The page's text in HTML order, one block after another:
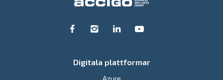
Digitala plattformar